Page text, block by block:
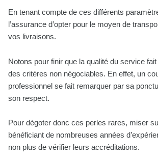
En tenant compte de ces différents
l’assurance d’opter pour le moyen de
vos livraisons.
Notons pour finir que la qualité du service
des critères non négociables. En effet, un
professionnel se fait remarquer par sa
son respect.
Pour dégoter donc ces perles rares, miser
bénéficiant de nombreuses années
non plus de vérifier leurs accréditations.